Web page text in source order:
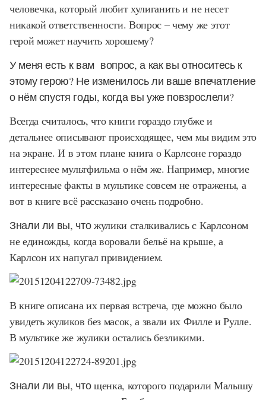
человечка, который любит хулиганить и не несет
никакой ответственности. Вопрос – чему же этот
герой может научить хорошему?
У меня есть к вам вопрос, а как вы относитесь к
этому герою? Не изменилось ли ваше впечатление
о нём спустя годы, когда вы уже повзрослели?
Всегда считалось, что книги гораздо глубже и
детальнее описывают происходящее, чем мы видим это
на экране. И в этом плане книга о Карлсоне гораздо
интереснее мультфильма о нём же. Например, многие
интересные факты в мультике совсем не отражены, а
вот в книге всё рассказано очень подробно.
Знали ли вы, чтожулики сталкивались с Карлсоном
не единожды, когда воровали бельё на крыше, а
Карлсон их напугал привидением.
В книге описана их первая встреча, где можно было
увидеть жуликов без масок, а звали их Филле и Рулле.
В мультике же жулики остались безликими.
Знали ли вы, чтощенка, которого подарили Малышу